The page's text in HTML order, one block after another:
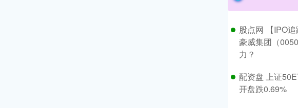
股点网 【IPO
豪威集团（
力？
配资盘 上证
开盘跌0.69%